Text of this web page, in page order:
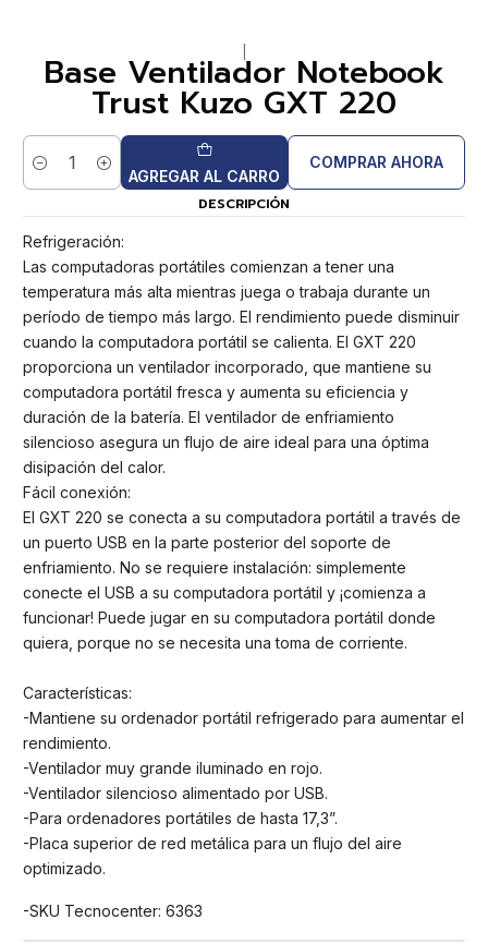
Base Ventilador Notebook
Trust Kuzo GXT 220
Cantidad AGREGAR AL CARRO
COMPRAR AHORA
DESCRIPCIÓN
Refrigeración:
Las computadoras portátiles comienzan a tener una
temperatura más alta mientras juega o trabaja durante un
período de tiempo más largo. El rendimiento puede disminuir
cuando la computadora portátil se calienta. El GXT 220
proporciona un ventilador incorporado, que mantiene su
computadora portátil fresca y aumenta su eficiencia y
duración de la batería. El ventilador de enfriamiento
silencioso asegura un flujo de aire ideal para una óptima
disipación del calor.
Fácil conexión:
El GXT 220 se conecta a su computadora portátil a través de
un puerto USB en la parte posterior del soporte de
enfriamiento. No se requiere instalación: simplemente
conecte el USB a su computadora portátil y ¡comienza a
funcionar! Puede jugar en su computadora portátil donde
quiera, porque no se necesita una toma de corriente.
Características:
-Mantiene su ordenador portátil refrigerado para aumentar el
rendimiento.
-Ventilador muy grande iluminado en rojo.
-Ventilador silencioso alimentado por USB.
-Para ordenadores portátiles de hasta 17,3”.
-Placa superior de red metálica para un flujo del aire
optimizado.
-SKU Tecnocenter: 6363